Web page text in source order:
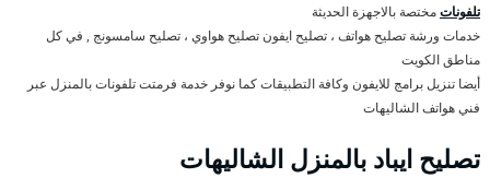
تلفوناتمختصة بالاجهزة الحديثة
خدمات ورشة تصليح هواتف ، تصليح ايفون تصليح هواوي ، تصليح سامسونج , في كل
مناطق الكويت
أيضا تنزيل برامج للايفون وكافة التطبيقات كما نوفر خدمة فرمتت تلفونات بالمنزل عبر
فني هواتف الشاليهات
تصليح ايباد بالمنزل الشاليهات